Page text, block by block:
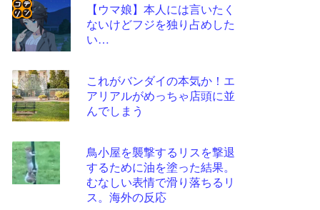
【ウマ娘】本人には言いたく
ないけどフジを独り占めした
い…
これがバンダイの本気か！エ
アリアルがめっちゃ店頭に並
んでしまう
鳥小屋を襲撃するリスを撃退
するために油を塗った結果。
むなしい表情で滑り落ちるリ
ス。海外の反応
コテ
リン
- 固
定リ
ンク
更新
ツー